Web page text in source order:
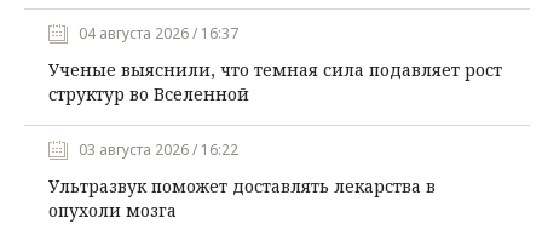
04 августа 2026 / 16:37
Ученые выяснили, что темная сила подавляет рост
структур во Вселенной
03 августа 2026 / 16:22
Ультразвук поможет доставлять лекарства в
опухоли мозга